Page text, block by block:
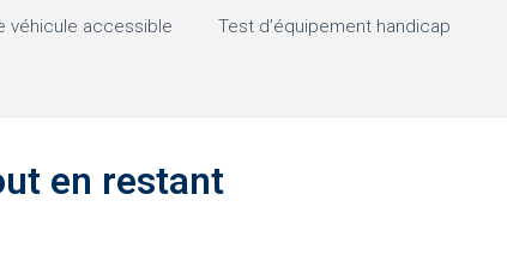
véhicule accessible Test d’équipement handicap
en restant